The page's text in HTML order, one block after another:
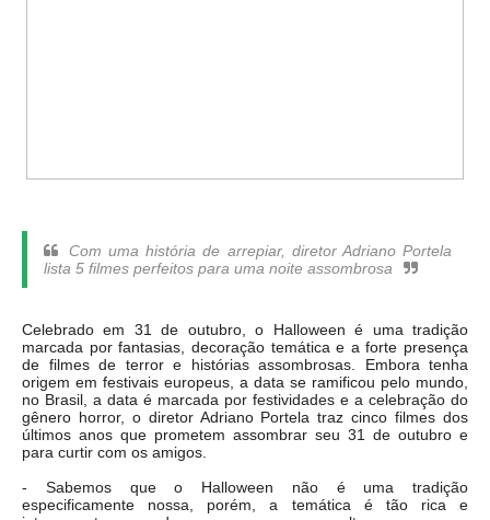
Com uma história de arrepiar, diretor Adriano Portela
lista 5 filmes perfeitos para uma noite assombrosa
Celebrado em 31 de outubro, o Halloween é uma tradição
marcada por fantasias, decoração temática e a forte presença
de filmes de terror e histórias assombrosas. Embora tenha
origem em festivais europeus, a data se ramificou pelo mundo,
no Brasil, a data é marcada por festividades e a celebração do
gênero horror, o diretor Adriano Portela traz cinco filmes dos
últimos anos que prometem assombrar seu 31 de outubro e
para curtir com os amigos.
- Sabemos que o Halloween não é uma tradição
especificamente nossa, porém, a temática é tão rica e